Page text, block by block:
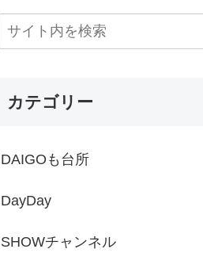
カテゴリー
DAIGOも台所
DayDay
SHOWチャンネル